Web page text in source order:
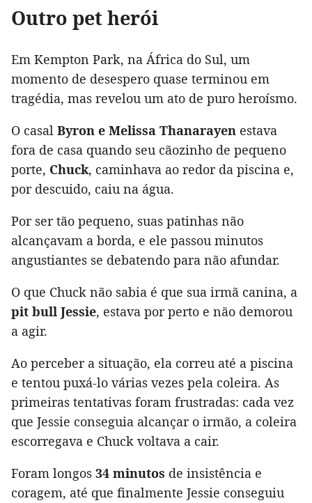
Outro pet herói
Em Kempton Park, na África do Sul, um
momento de desespero quase terminou em
tragédia, mas revelou um ato de puro heroísmo.
O casal Byron e Melissa Thanarayen estava
fora de casa quando seu cãozinho de pequeno
porte, Chuck, caminhava ao redor da piscina e,
por descuido, caiu na água.
Por ser tão pequeno, suas patinhas não
alcançavam a borda, e ele passou minutos
angustiantes se debatendo para não afundar.
O que Chuck não sabia é que sua irmã canina, a
pit bull Jessie, estava por perto e não demorou
a agir.
Ao perceber a situação, ela correu até a piscina
e tentou puxá-lo várias vezes pela coleira. As
primeiras tentativas foram frustradas: cada vez
que Jessie conseguia alcançar o irmão, a coleira
escorregava e Chuck voltava a cair.
Foram longos 34 minutos de insistência e
coragem, até que finalmente Jessie conseguiu